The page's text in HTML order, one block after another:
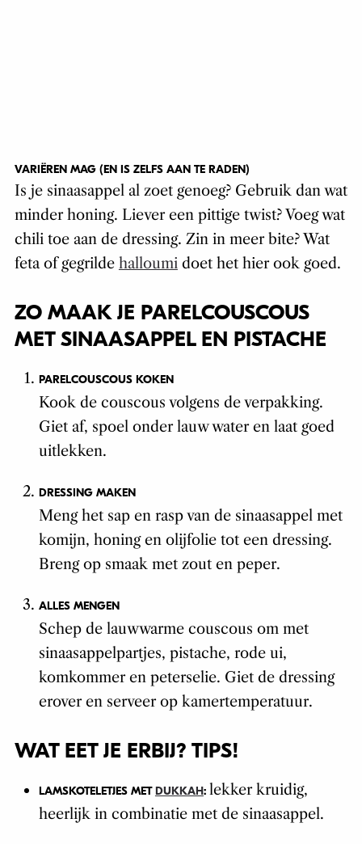
VARIËREN MAG (EN IS ZELFS AAN TE RADEN)
Is je sinaasappel al zoet genoeg? Gebruik dan wat
minder honing. Liever een pittige twist? Voeg wat
chili toe aan de dressing. Zin in meer bite? Wat
feta of gegrilde halloumidoet het hier ook goed.
ZO MAAK JE PARELCOUSCOUS
MET SINAASAPPEL EN PISTACHE
PARELCOUSCOUS KOKEN
Kook de couscous volgens de verpakking.
Giet af, spoel onder lauw water en laat goed
uitlekken.
DRESSING MAKEN
Meng het sap en rasp van de sinaasappel met
komijn, honing en olijfolie tot een dressing.
Breng op smaak met zout en peper.
ALLES MENGEN
Schep de lauwwarme couscous om met
sinaasappelpartjes, pistache, rode ui,
komkommer en peterselie. Giet de dressing
erover en serveer op kamertemperatuur.
WAT EET JE ERBIJ? TIPS!
LAMSKOTELETJES METDUKKAH: lekker kruidig,
heerlijk in combinatie met de sinaasappel.